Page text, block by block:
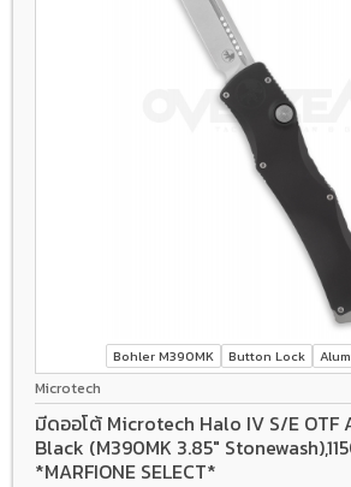
Bohler M390MK Button Lock
Microtech
มีดออโต้ Microtech Halo IV S/E
Black (M390MK 3.85"
*MARFIONE SELECT*